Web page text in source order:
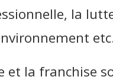
la
et la franchise